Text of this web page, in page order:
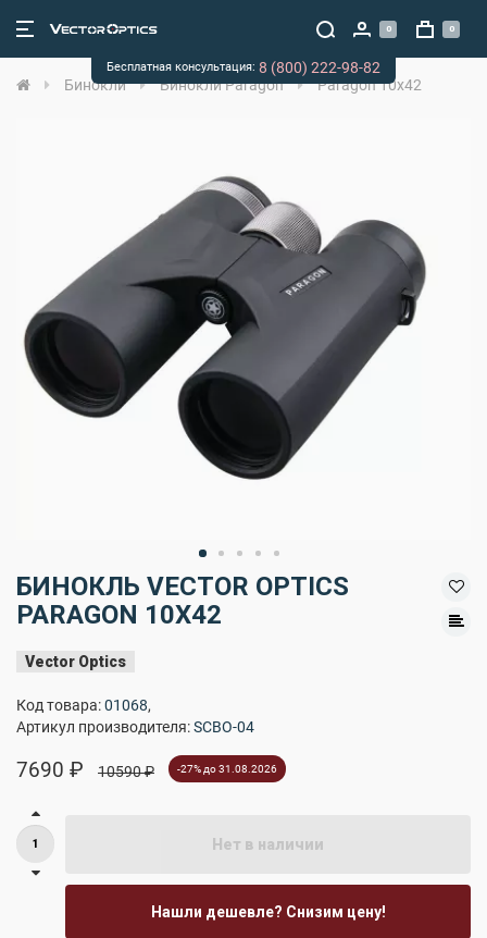
0 0
Бинокли Бинокли Paragon Paragon 10x42
БИНОКЛЬ VECTOR OPTICS
PARAGON 10X42
Vector Optics
Код товара:01068,
Артикул производителя:SCBO-04
7690 ₽ 10590 ₽ -27% до 31.08.2026
Нет в наличии
Нашли дешевле? Снизим цену!
Бесплатная консультация: 8 (800) 222-98-82